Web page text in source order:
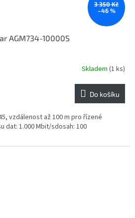
3 350 Kč
–46 %
AGM734-10000S
Skladem (1 ks)
Do košíku
vzdálenost až 100 m pro řízené
dat: 1.000 Mbit/sdosah: 100